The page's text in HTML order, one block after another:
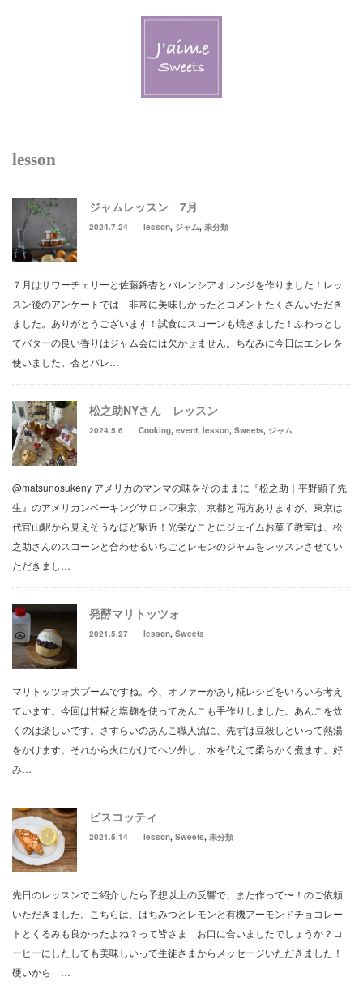
lesson
ジャムレッスン 7月
2024.7.24 lesson, ジャム, 未分類
７月はサワーチェリーと佐藤錦杏とバレンシアオレンジを作りました！レッ
スン後のアンケートでは 非常に美味しかったとコメントたくさんいただき
ました。ありがとうございます！試食にスコーンも焼きました！ふわっとし
てバターの良い香りはジャム会には欠かせません。ちなみに今日はエシレを
使いました。杏とバレ…
松之助NYさん レッスン
2024.5.6 Cooking, event, lesson, Sweets, ジャム
@matsunosukeny アメリカのマンマの味をそのままに『松之助｜平野顕子先
生』のアメリカンベーキングサロン♡東京、京都と両方ありますが、東京は
代官山駅から見えそうなほど駅近！光栄なことにジェイムお菓子教室は、松
之助さんのスコーンと合わせるいちごとレモンのジャムをレッスンさせてい
ただきまし…
発酵マリトッツォ
2021.5.27 lesson, Sweets
マリトッツォ大ブームですね。今、オファーがあり糀レシピをいろいろ考え
ています。今回は甘糀と塩麹を使ってあんこも手作りしました。あんこを炊
くのは楽しいです。さすらいのあんこ職人流に、先ずは豆殺しといって熱湯
をかけます。それから火にかけてヘソ外し、水を代えて柔らかく煮ます。好
み…
ビスコッティ
2021.5.14 lesson, Sweets, 未分類
先日のレッスンでご紹介したら予想以上の反響で、また作って〜！のご依頼
いただきました。こちらは、はちみつとレモンと有機アーモンドチョコレー
トとくるみも良かったよね？って皆さま お口に合いましたでしょうか？コ
ーヒーにしたしても美味しいって生徒さまからメッセージいただきました！
硬いから …
Lesson & Event
J’aime Blog
Contact Us
New! J’aime Deliのページ